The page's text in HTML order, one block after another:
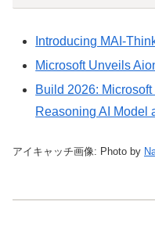
Introducing MAI-
Microsoft Unveils
Build 2026:
Reasoning AI Model
アイキャッチ画像: Photo by